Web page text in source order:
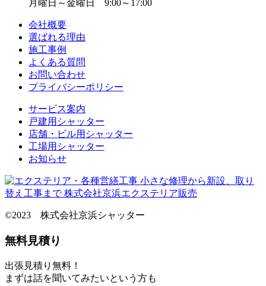
月曜日～金曜日 9:00～17:00
会社概要
選ばれる理由
施工事例
よくある質問
お問い合わせ
プライバシーポリシー
サービス案内
戸建用シャッター
店舗・ビル用シャッター
工場用シャッター
お知らせ
©2023 株式会社京浜シャッター
無料見積り
出張見積り無料！
まずは話を聞いてみたいという方も